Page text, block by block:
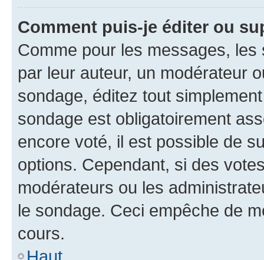
Comment puis-je éditer ou
Comme pour les messages,
par leur auteur, un modérateur
sondage, éditez tout
sondage est obligatoirement
encore voté, il est possible de
options. Cependant, si des
modérateurs ou les
le sondage. Ceci empêche de
cours.
Haut